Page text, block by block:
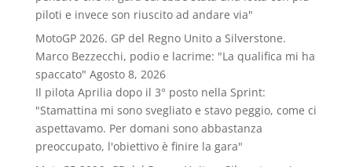
piloti e invece son riuscito ad andare via"
MotoGP 2026. GP del Regno Unito a Silverstone.
Marco Bezzecchi, podio e lacrime: "La qualifica mi ha
spaccato" Agosto 8, 2026
Il pilota Aprilia dopo il 3° posto nella Sprint:
"Stamattina mi sono svegliato e stavo peggio, come ci
aspettavamo. Per domani sono abbastanza
preoccupato, l'obiettivo è finire la gara"